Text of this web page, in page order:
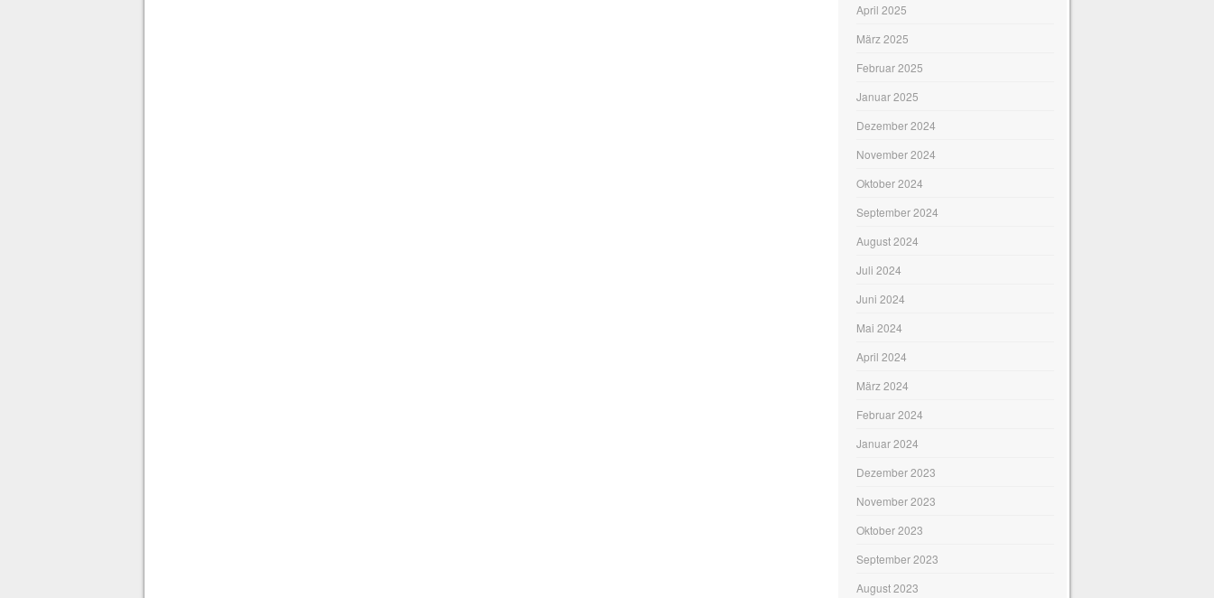
April 2025
März 2025
Februar 2025
Januar 2025
Dezember 2024
November 2024
Oktober 2024
September 2024
August 2024
Juli 2024
Juni 2024
Mai 2024
April 2024
März 2024
Februar 2024
Januar 2024
Dezember 2023
November 2023
Oktober 2023
September 2023
August 2023